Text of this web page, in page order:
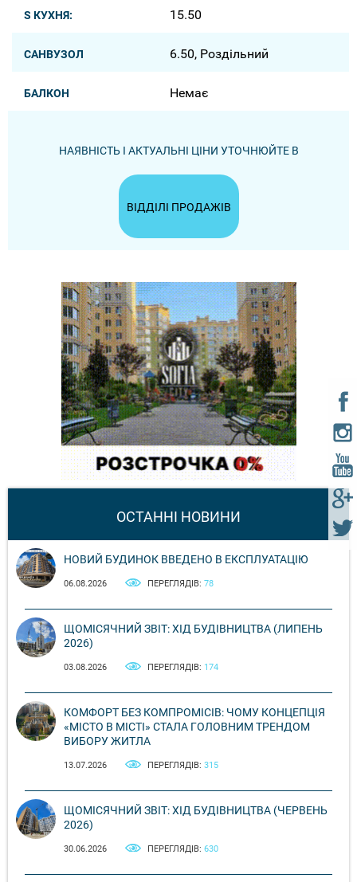
S КУХНЯ: 15.50
САНВУЗОЛ 6.50, Роздільний
БАЛКОН Немає
НАЯВНІСТЬ І АКТУАЛЬНІ ЦІНИ УТОЧНЮЙТЕ В
ВІДДІЛІ ПРОДАЖІВ
ОСТАННІ НОВИНИ
НОВИЙ БУДИНОК ВВЕДЕНО В ЕКСПЛУАТАЦІЮ
06.08.2026 ПЕРЕГЛЯДІВ: 78
ЩОМІСЯЧНИЙ ЗВІТ: ХІД БУДІВНИЦТВА (ЛИПЕНЬ
2026)
03.08.2026 ПЕРЕГЛЯДІВ: 174
КОМФОРТ БЕЗ КОМПРОМІСІВ: ЧОМУ КОНЦЕПЦІЯ
«МІСТО В МІСТІ» СТАЛА ГОЛОВНИМ ТРЕНДОМ
ВИБОРУ ЖИТЛА
13.07.2026 ПЕРЕГЛЯДІВ: 315
ЩОМІСЯЧНИЙ ЗВІТ: ХІД БУДІВНИЦТВА (ЧЕРВЕНЬ
2026)
30.06.2026 ПЕРЕГЛЯДІВ: 630